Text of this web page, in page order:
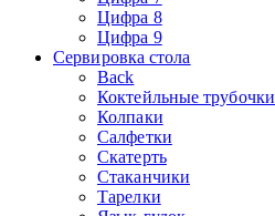
Цифра 8
Цифра 9
Сервировка стола
Back
Коктейльные трубочки
Колпаки
Салфетки
Скатерть
Стаканчики
Тарелки